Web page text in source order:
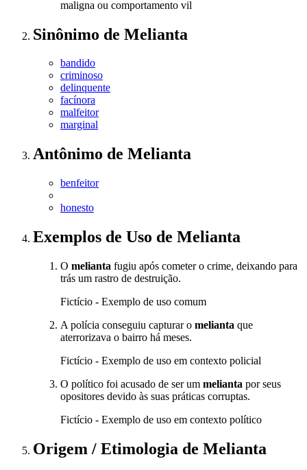
maligna ou comportamento vil
Sinônimo de Melianta
bandido
criminoso
delinquente
facínora
malfeitor
marginal
Antônimo de Melianta
benfeitor
honesto
Exemplos de Uso de Melianta
O melianta fugiu após cometer o crime, deixando para
trás um rastro de destruição.
Fictício - Exemplo de uso comum
A polícia conseguiu capturar o melianta que
aterrorizava o bairro há meses.
Fictício - Exemplo de uso em contexto policial
O político foi acusado de ser um melianta por seus
opositores devido às suas práticas corruptas.
Fictício - Exemplo de uso em contexto político
Origem / Etimologia de Melianta